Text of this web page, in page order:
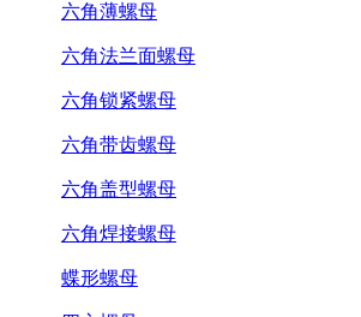
六角薄螺母
六角法兰面螺母
六角锁紧螺母
六角带齿螺母
六角盖型螺母
六角焊接螺母
蝶形螺母